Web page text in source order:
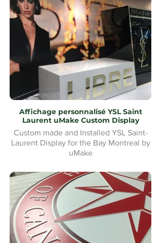
uMake Montréal
Affichage personnalisé YSL Saint
Laurent uMake Custom Display
Custom made and Installed YSL Saint-
Laurent Display for the Bay Montreal by
uMake
Présentoir YSL Saint-Laurent sur mesure
et installé pour la Baie de Montréal par
uMake